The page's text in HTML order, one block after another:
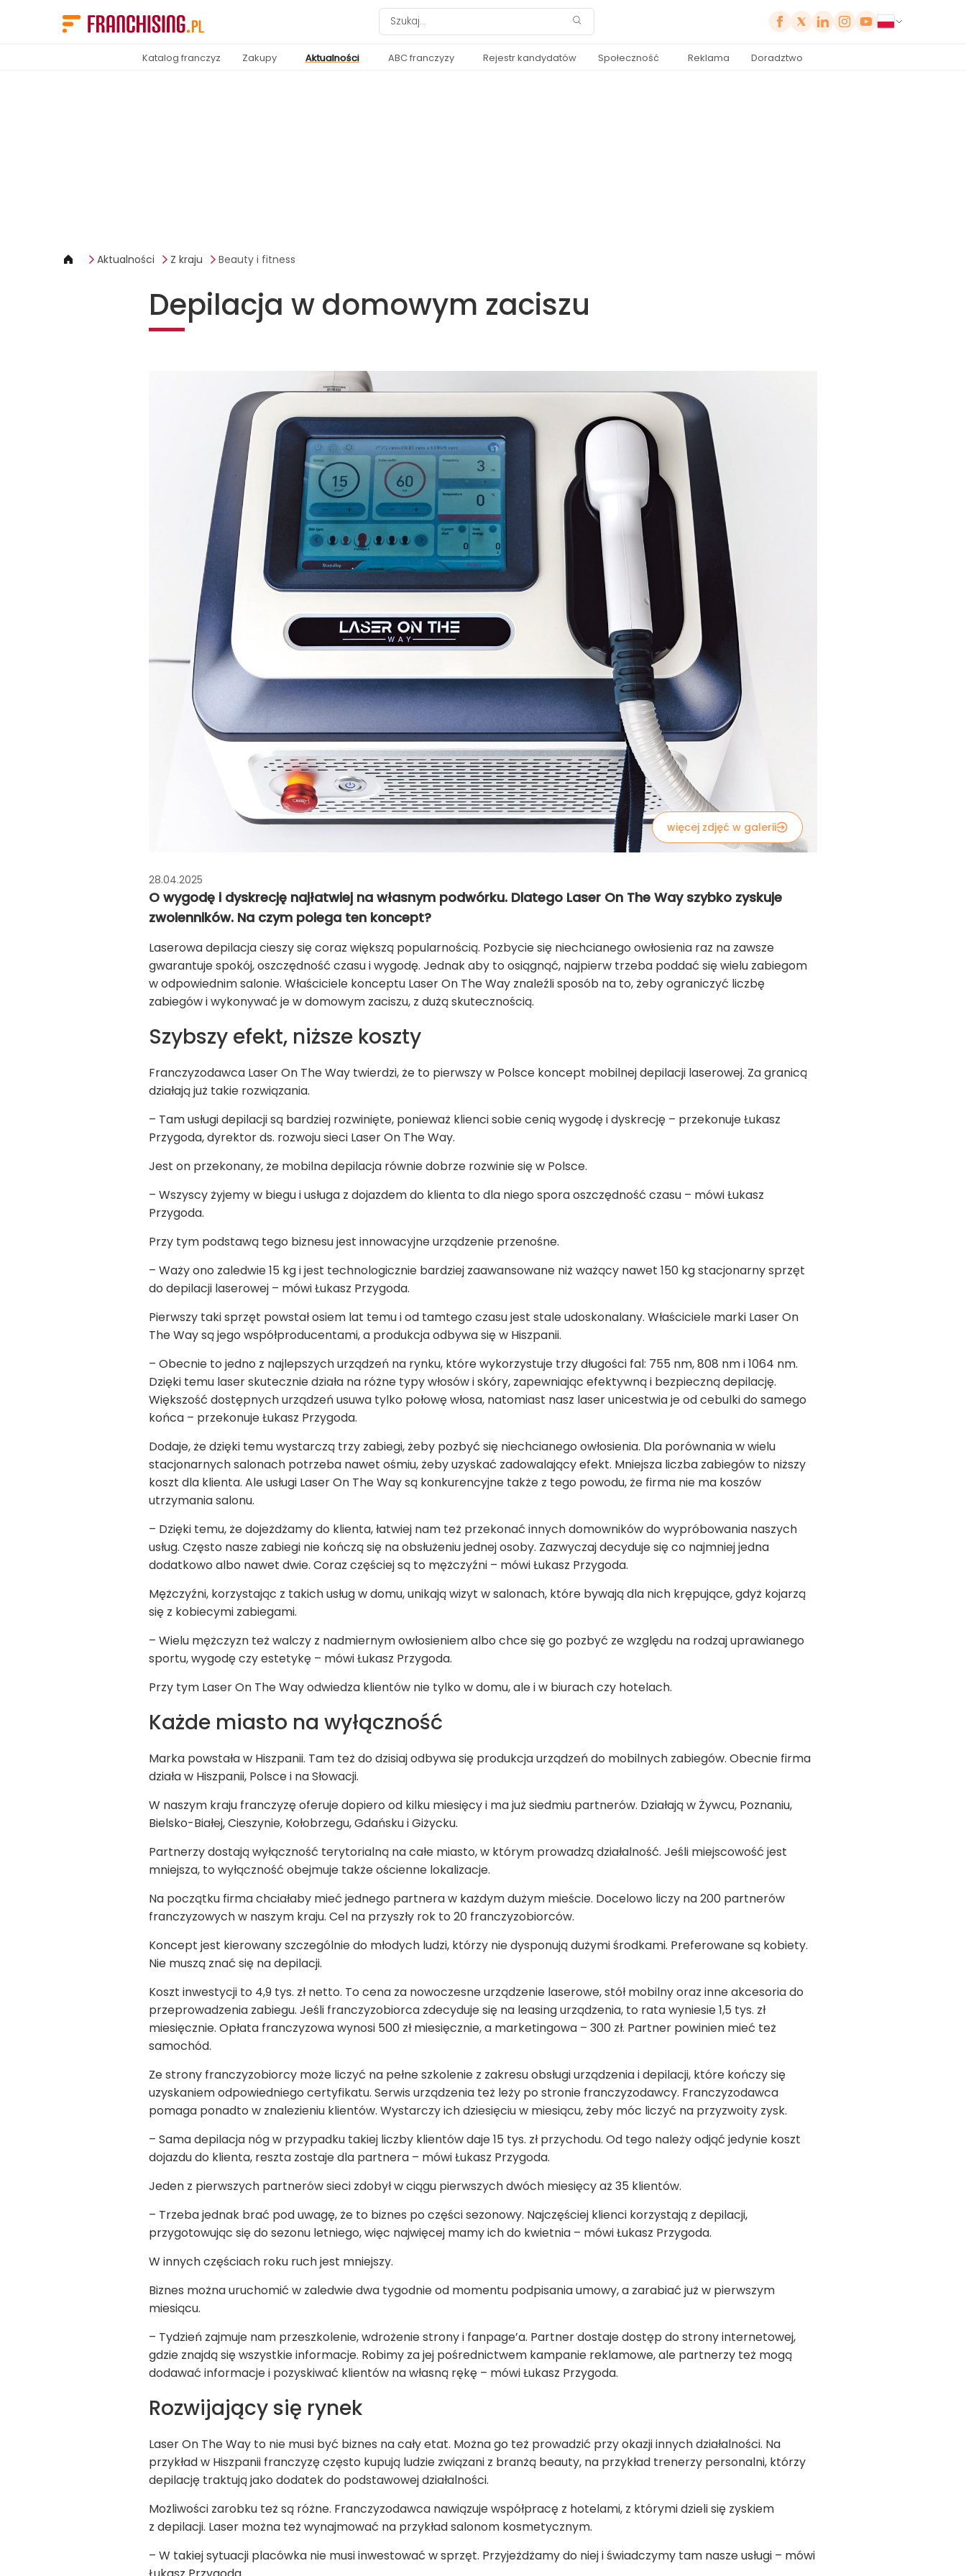
Katalog franczyz Zakupy Aktualności ABC franczyzy Rejestr kandydatów Społeczność Reklama Doradztwo
Aktualności Z kraju Beauty i fitness
Depilacja w domowym zaciszu
więcej zdjęć w galerii
28.04.2025
O wygodę i dyskrecję najłatwiej na własnym podwórku. Dlatego Laser On The Way szybko zyskuje
zwolenników. Na czym polega ten koncept?
Laserowa depilacja cieszy się coraz większą popularnością. Pozbycie się niechcianego owłosienia raz na zawsze
gwarantuje spokój, oszczędność czasu i wygodę. Jednak aby to osiągnąć, najpierw trzeba poddać się wielu zabiegom
w odpowiednim salonie. Właściciele konceptu Laser On The Way znaleźli sposób na to, żeby ograniczyć liczbę
zabiegów i wykonywać je w domowym zaciszu, z dużą skutecznością.
Szybszy efekt, niższe koszty
Franczyzodawca Laser On The Way twierdzi, że to pierwszy w Polsce koncept mobilnej depilacji laserowej. Za granicą
działają już takie rozwiązania.
– Tam usługi depilacji są bardziej rozwinięte, ponieważ klienci sobie cenią wygodę i dyskrecję – przekonuje Łukasz
Przygoda, dyrektor ds. rozwoju sieci Laser On The Way.
Jest on przekonany, że mobilna depilacja równie dobrze rozwinie się w Polsce.
– Wszyscy żyjemy w biegu i usługa z dojazdem do klienta to dla niego spora oszczędność czasu – mówi Łukasz
Przygoda.
Przy tym podstawą tego biznesu jest innowacyjne urządzenie przenośne.
– Waży ono zaledwie 15 kg i jest technologicznie bardziej zaawansowane niż ważący nawet 150 kg stacjonarny sprzęt
do depilacji laserowej – mówi Łukasz Przygoda.
Pierwszy taki sprzęt powstał osiem lat temu i od tamtego czasu jest stale udoskonalany. Właściciele marki Laser On
The Way są jego współproducentami, a produkcja odbywa się w Hiszpanii.
– Obecnie to jedno z najlepszych urządzeń na rynku, które wykorzystuje trzy długości fal: 755 nm, 808 nm i 1064 nm.
Dzięki temu laser skutecznie działa na różne typy włosów i skóry, zapewniając efektywną i bezpieczną depilację.
Większość dostępnych urządzeń usuwa tylko połowę włosa, natomiast nasz laser unicestwia je od cebulki do samego
końca – przekonuje Łukasz Przygoda.
Dodaje, że dzięki temu wystarczą trzy zabiegi, żeby pozbyć się niechcianego owłosienia. Dla porównania w wielu
stacjonarnych salonach potrzeba nawet ośmiu, żeby uzyskać zadowalający efekt. Mniejsza liczba zabiegów to niższy
koszt dla klienta. Ale usługi Laser On The Way są konkurencyjne także z tego powodu, że firma nie ma koszów
utrzymania salonu.
– Dzięki temu, że dojeżdżamy do klienta, łatwiej nam też przekonać innych domowników do wypróbowania naszych
usług. Często nasze zabiegi nie kończą się na obsłużeniu jednej osoby. Zazwyczaj decyduje się co najmniej jedna
dodatkowo albo nawet dwie. Coraz częściej są to mężczyźni – mówi Łukasz Przygoda.
Mężczyźni, korzystając z takich usług w domu, unikają wizyt w salonach, które bywają dla nich krępujące, gdyż kojarzą
się z kobiecymi zabiegami.
– Wielu mężczyzn też walczy z nadmiernym owłosieniem albo chce się go pozbyć ze względu na rodzaj uprawianego
sportu, wygodę czy estetykę – mówi Łukasz Przygoda.
Przy tym Laser On The Way odwiedza klientów nie tylko w domu, ale i w biurach czy hotelach.
Każde miasto na wyłączność
Marka powstała w Hiszpanii. Tam też do dzisiaj odbywa się produkcja urządzeń do mobilnych zabiegów. Obecnie firma
działa w Hiszpanii, Polsce i na Słowacji.
W naszym kraju franczyzę oferuje dopiero od kilku miesięcy i ma już siedmiu partnerów. Działają w Żywcu, Poznaniu,
Bielsko-Białej, Cieszynie, Kołobrzegu, Gdańsku i Giżycku.
Partnerzy dostają wyłączność terytorialną na całe miasto, w którym prowadzą działalność. Jeśli miejscowość jest
mniejsza, to wyłączność obejmuje także ościenne lokalizacje.
Na początku firma chciałaby mieć jednego partnera w każdym dużym mieście. Docelowo liczy na 200 partnerów
franczyzowych w naszym kraju. Cel na przyszły rok to 20 franczyzobiorców.
Koncept jest kierowany szczególnie do młodych ludzi, którzy nie dysponują dużymi środkami. Preferowane są kobiety.
Nie muszą znać się na depilacji.
Koszt inwestycji to 4,9 tys. zł netto. To cena za nowoczesne urządzenie laserowe, stół mobilny oraz inne akcesoria do
przeprowadzenia zabiegu. Jeśli franczyzobiorca zdecyduje się na leasing urządzenia, to rata wyniesie 1,5 tys. zł
miesięcznie. Opłata franczyzowa wynosi 500 zł miesięcznie, a marketingowa – 300 zł. Partner powinien mieć też
samochód.
Ze strony franczyzobiorcy może liczyć na pełne szkolenie z zakresu obsługi urządzenia i depilacji, które kończy się
uzyskaniem odpowiedniego certyfikatu. Serwis urządzenia też leży po stronie franczyzodawcy. Franczyzodawca
pomaga ponadto w znalezieniu klientów. Wystarczy ich dziesięciu w miesiącu, żeby móc liczyć na przyzwoity zysk.
– Sama depilacja nóg w przypadku takiej liczby klientów daje 15 tys. zł przychodu. Od tego należy odjąć jedynie koszt
dojazdu do klienta, reszta zostaje dla partnera – mówi Łukasz Przygoda.
Jeden z pierwszych partnerów sieci zdobył w ciągu pierwszych dwóch miesięcy aż 35 klientów.
– Trzeba jednak brać pod uwagę, że to biznes po części sezonowy. Najczęściej klienci korzystają z depilacji,
przygotowując się do sezonu letniego, więc najwięcej mamy ich do kwietnia – mówi Łukasz Przygoda.
W innych częściach roku ruch jest mniejszy.
Biznes można uruchomić w zaledwie dwa tygodnie od momentu podpisania umowy, a zarabiać już w pierwszym
miesiącu.
– Tydzień zajmuje nam przeszkolenie, wdrożenie strony i fanpage’a. Partner dostaje dostęp do strony internetowej,
gdzie znajdą się wszystkie informacje. Robimy za jej pośrednictwem kampanie reklamowe, ale partnerzy też mogą
dodawać informacje i pozyskiwać klientów na własną rękę – mówi Łukasz Przygoda.
Rozwijający się rynek
Laser On The Way to nie musi być biznes na cały etat. Można go też prowadzić przy okazji innych działalności. Na
przykład w Hiszpanii franczyzę często kupują ludzie związani z branżą beauty, na przykład trenerzy personalni, którzy
depilację traktują jako dodatek do podstawowej działalności.
Możliwości zarobku też są różne. Franczyzodawca nawiązuje współpracę z hotelami, z którymi dzieli się zyskiem
z depilacji. Laser można też wynajmować na przykład salonom kosmetycznym.
– W takiej sytuacji placówka nie musi inwestować w sprzęt. Przyjeżdżamy do niej i świadczymy tam nasze usługi – mówi